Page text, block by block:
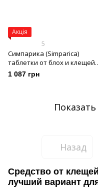
Акція
5
Симпарика (Simparica)
таблетки от блох и клещей
для собак весом 10-20 кг, 3
таб х 40 мг
1 087 грн
Назад
Средство от
лучший вариант